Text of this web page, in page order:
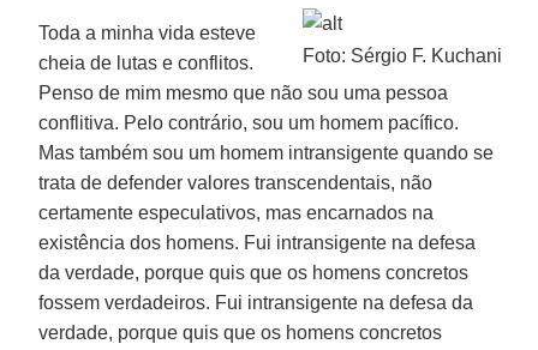
Foto: Sérgio F. Kuchani
Toda a minha vida esteve
cheia de lutas e conflitos.
Penso de mim mesmo que não sou uma pessoa
conflitiva. Pelo contrário, sou um homem pacífico.
Mas também sou um homem intransigente quando se
trata de defender valores transcendentais, não
certamente especulativos, mas encarnados na
existência dos homens. Fui intransigente na defesa
da verdade, porque quis que os homens concretos
fossem verdadeiros. Fui intransigente na defesa da
verdade, porque quis que os homens concretos